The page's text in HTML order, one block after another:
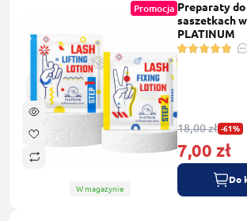
Promocja
W magazynie
Preparaty
saszetkach
PLATINUM
18,00 zł -61%
7,00 zł
Do